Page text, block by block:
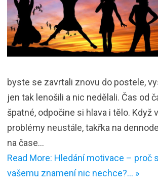
byste se zavrtali znovu do postele,
jen tak lenošili a nic nedělali. Čas od
špatné, odpočine si hlava i tělo. Když
problémy neustále, takřka na
na čase…
Read More: Hledání motivace – proč
vašemu znamení nic nechce?… »